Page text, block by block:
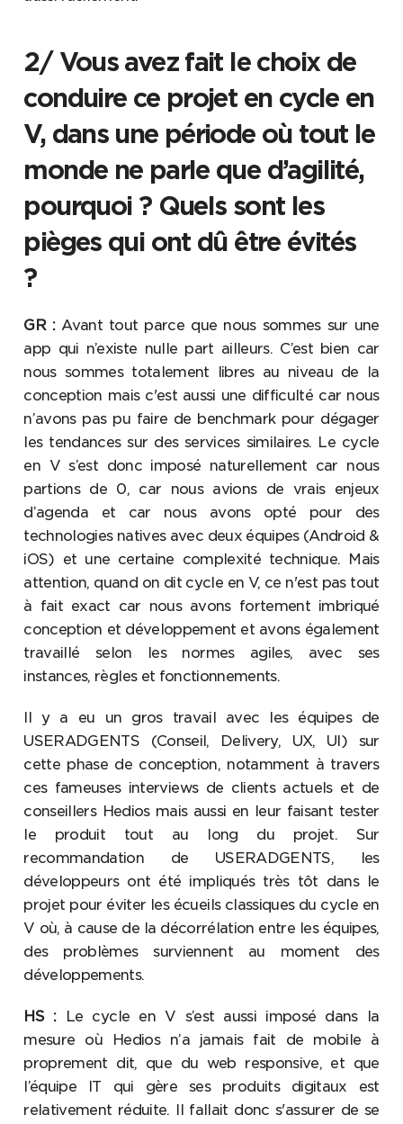
2/ Vous avez fait le choix de
conduire ce projet en cycle en
V, dans une période où tout le
monde ne parle que d’agilité,
pourquoi ? Quels sont les
pièges qui ont dû être évités
?
GR :Avant tout parce que nous sommes sur une
app qui n’existe nulle part ailleurs. C’est bien car
nous sommes totalement libres au niveau de la
conception mais c'est aussi une difficulté car nous
n’avons pas pu faire de benchmark pour dégager
les tendances sur des services similaires. Le cycle
en V s’est donc imposé naturellement car nous
partions de 0, car nous avions de vrais enjeux
d’agenda et car nous avons opté pour des
technologies natives avec deux équipes (Android &
iOS) et une certaine complexité technique. Mais
attention, quand on dit cycle en V, ce n'est pas tout
à fait exact car nous avons fortement imbriqué
conception et développement et avons également
travaillé selon les normes agiles, avec ses
instances, règles et fonctionnements.
Il y a eu un gros travail avec les équipes de
USERADGENTS (Conseil, Delivery, UX, UI) sur
cette phase de conception, notamment à travers
ces fameuses interviews de clients actuels et de
conseillers Hedios mais aussi en leur faisant tester
le produit tout au long du projet. Sur
recommandation de USERADGENTS, les
développeurs ont été impliqués très tôt dans le
projet pour éviter les écueils classiques du cycle en
V où, à cause de la décorrélation entre les équipes,
des problèmes surviennent au moment des
développements.
HS :
Le cycle en V s’est aussi imposé dans la
mesure où Hedios n’a jamais fait de mobile à
proprement dit, que du web responsive, et que
l’équipe IT qui gère ses produits digitaux est
relativement réduite. Il fallait donc s'assurer de se